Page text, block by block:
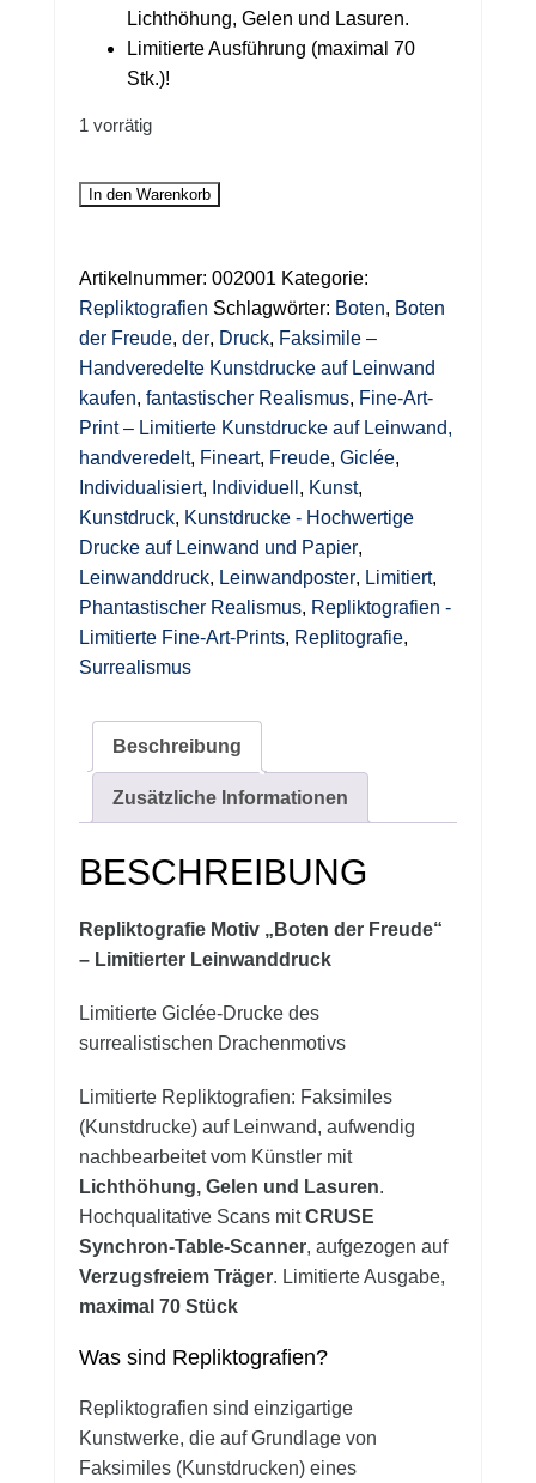
Lichthöhung, Gelen und Lasuren.
Limitierte Ausführung (maximal 70
Stk.)!
1 vorrätig
Repliktografie
Motiv
der
Freude"
Limitierter
Leinwanddruck
Menge
In den Warenkorb
Artikelnummer: 002001 Kategorie:
Repliktografien Schlagwörter: Boten, Boten
der Freude, der, Druck, Faksimile –
Handveredelte Kunstdrucke auf Leinwand
kaufen, fantastischer Realismus, Fine-Art-
Print – Limitierte Kunstdrucke auf Leinwand,
handveredelt, Fineart, Freude, Giclée,
Individualisiert, Individuell , Kunst,
Kunstdruck, Kunstdrucke - Hochwertige
Drucke auf Leinwand und Papier,
Leinwanddruck, Leinwandposter, Limitiert,
Phantastischer Realismus, Repliktografien -
Limitierte Fine-Art-Prints, Replitografie,
Surrealismus
Beschreibung
Zusätzliche Informationen
BESCHREIBUNG
Repliktografie Motiv „Boten der Freude“
– Limitierter Leinwanddruck
Limitierte Giclée-Drucke des
surrealistischen Drachenmotivs
Limitierte Repliktografien: Faksimiles
(Kunstdrucke) auf Leinwand, aufwendig
nachbearbeitet vom Künstler mit
Lichthöhung, Gelen und Lasuren.
Hochqualitative Scans mitCRUSE
Synchron-Table-Scanner, aufgezogen auf
Verzugsfreiem Träger. Limitierte Ausgabe,
maximal 70 Stück
Was sind Repliktografien?
Repliktografien sind einzigartige
Kunstwerke, die auf Grundlage von
Faksimiles (Kunstdrucken) eines